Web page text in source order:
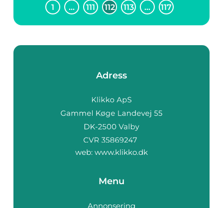
1 … 111 112 113 … 117
Adress
web: www.klikko.dk
Menu
Annonsering